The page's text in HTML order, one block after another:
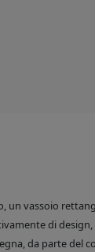
vassoio
di
da parte